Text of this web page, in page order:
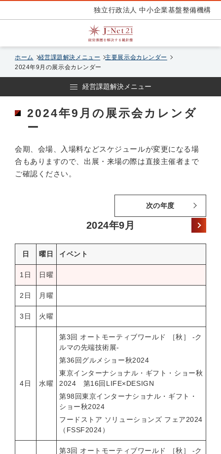
独立行政法人 中小企業基盤整備機構
ホーム 経営課題解決メニュー
主要展示会カレンダー
2024年9月の展示会カレンダー
経営課題解決メニュー
2024年9月の展示会カレンダ
ー
会期、会場、入場料などスケジュールが変更になる場
合もありますので、出展・来場の際は直接主催者まで
ご確認ください。
2024年9月
次の年度
日 曜日 イベント
1日 日曜
2日 月曜
3日 火曜
4日 水曜
第3回 オートモーティブワールド ［秋］ -ク
ルマの先端技術展-
第36回グルメショー秋2024
東京インターナショナル・ギフト・ショー秋
2024 第16回LIFE×DESIGN
第98回東京インターナショナル・ギフト・
ショー秋2024
フードストア ソリューションズ フェア2024
（FSSF2024）
第3回 オートモーティブワールド ［秋］ -ク